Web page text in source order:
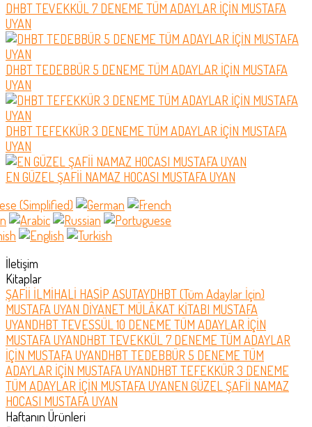
DHBT TEVEKKÜL 7 DENEME TÜM ADAYLAR İÇİN MUSTAFA
UYAN
DHBT TEDEBBÜR 5 DENEME TÜM ADAYLAR İÇİN MUSTAFA
UYAN
DHBT TEFEKKÜR 3 DENEME TÜM ADAYLAR İÇİN MUSTAFA
UYAN
EN GÜZEL ŞAFİİ NAMAZ HOCASI MUSTAFA UYAN
İletişim
Kitaplar
ŞAFİİ İLMİHALİ HASİP ASUTAYDHBT (Tüm Adaylar İçin)
MUSTAFA UYAN DİYANET MÜLÂKAT KİTABI MUSTAFA
UYANDHBT TEVESSÜL 10 DENEME TÜM ADAYLAR İÇİN
MUSTAFA UYANDHBT TEVEKKÜL 7 DENEME TÜM ADAYLAR
İÇİN MUSTAFA UYANDHBT TEDEBBÜR 5 DENEME TÜM
ADAYLAR İÇİN MUSTAFA UYANDHBT TEFEKKÜR 3 DENEME
TÜM ADAYLAR İÇİN MUSTAFA UYANEN GÜZEL ŞAFİİ NAMAZ
HOCASI MUSTAFA UYAN
Haftanın Ürünleri